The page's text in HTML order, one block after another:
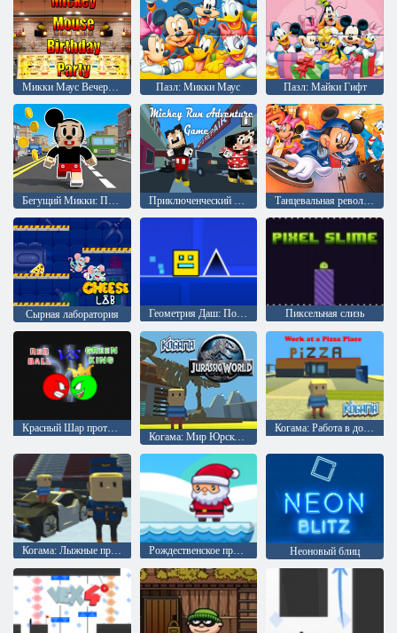
Микки Маус Вечеринка по случаю дня рождения Пазл: Микки Маус Пазл: Майки Гифт
Сырная лаборатория Геометрия Даш: Полная Версия Пиксельная слизь
Красный Шар против Зеленого Короля
Когама: Мир Юрского периода
Когама: Работа в доставке пиццы
Рождественское приключение Неоновый блиц